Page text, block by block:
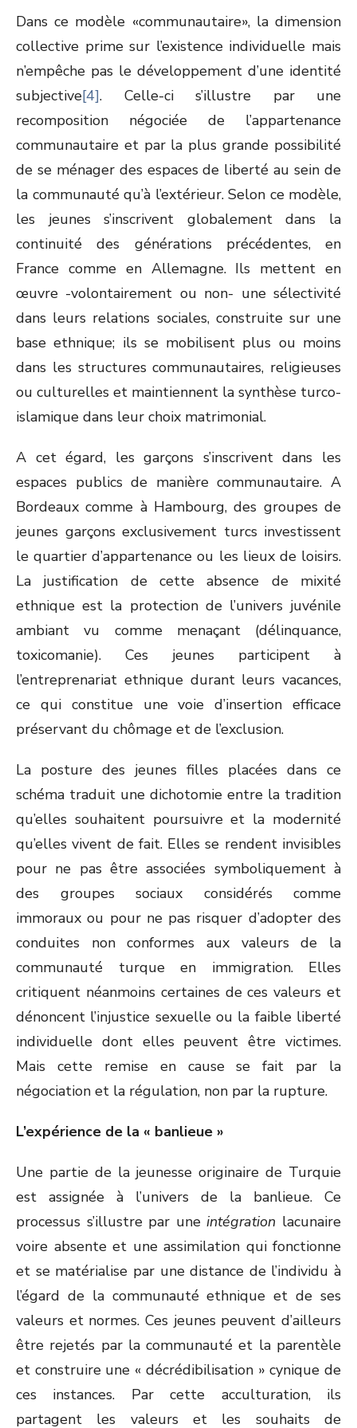
Dans ce modèle «communautaire», la dimension
collective prime sur l’existence individuelle mais
n’empêche pas le développement d’une identité
subjective[4]. Celle-ci s’illustre par une
recomposition négociée de l’appartenance
communautaire et par la plus grande possibilité
de se ménager des espaces de liberté au sein de
la communauté qu’à l’extérieur. Selon ce modèle,
les jeunes s’inscrivent globalement dans la
continuité des générations précédentes, en
France comme en Allemagne. Ils mettent en
œuvre -volontairement ou non- une sélectivité
dans leurs relations sociales, construite sur une
base ethnique; ils se mobilisent plus ou moins
dans les structures communautaires, religieuses
ou culturelles et maintiennent la synthèse turco-
islamique dans leur choix matrimonial.
A cet égard, les garçons s’inscrivent dans les
espaces publics de manière communautaire. A
Bordeaux comme à Hambourg, des groupes de
jeunes garçons exclusivement turcs investissent
le quartier d’appartenance ou les lieux de loisirs.
La justification de cette absence de mixité
ethnique est la protection de l’univers juvénile
ambiant vu comme menaçant (délinquance,
toxicomanie). Ces jeunes participent à
l’entreprenariat ethnique durant leurs vacances,
ce qui constitue une voie d’insertion efficace
préservant du chômage et de l’exclusion.
La posture des jeunes filles placées dans ce
schéma traduit une dichotomie entre la tradition
qu’elles souhaitent poursuivre et la modernité
qu’elles vivent de fait. Elles se rendent invisibles
pour ne pas être associées symboliquement à
des groupes sociaux considérés comme
immoraux ou pour ne pas risquer d’adopter des
conduites non conformes aux valeurs de la
communauté turque en immigration. Elles
critiquent néanmoins certaines de ces valeurs et
dénoncent l’injustice sexuelle ou la faible liberté
individuelle dont elles peuvent être victimes.
Mais cette remise en cause se fait par la
négociation et la régulation, non par la rupture.
L’expérience de la « banlieue »
Une partie de la jeunesse originaire de Turquie
est assignée à l’univers de la banlieue. Ce
processus s’illustre par uneintégration lacunaire
voire absente et une assimilation qui fonctionne
et se matérialise par une distance de l’individu à
l’égard de la communauté ethnique et de ses
valeurs et normes. Ces jeunes peuvent d’ailleurs
être rejetés par la communauté et la parentèle
et construire une « décrédibilisation » cynique de
ces instances. Par cette acculturation, ils
partagent les valeurs et les souhaits de